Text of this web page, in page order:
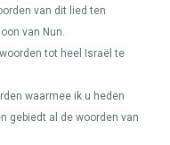
van dit lied ten
van Nun.
tot heel Israël te
waarmee ik u heden
gebiedt al de woorden van